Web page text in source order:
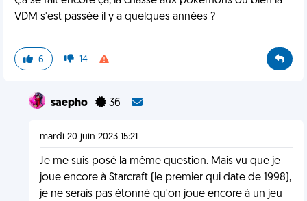
VDM s'est passée il y a quelques années ?
6 14
saepho 36
mardi 20 juin 2023 15:21
Je me suis posé la même question. Mais vu que je
joue encore à Starcraft (le premier qui date de 1998),
je ne serais pas étonné qu'on joue encore à un jeu